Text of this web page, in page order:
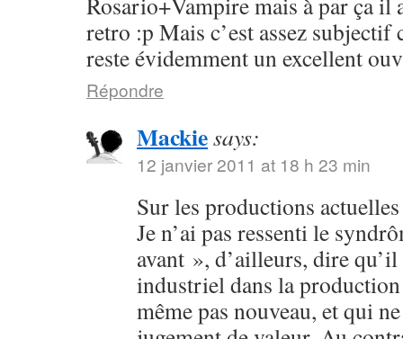
retro :p Mais c’est assez
reste évidemment un excellent
Répondre
Mackiesays:
12 janvier 2011 at 18 h 23 min
Sur les productions
Je n’ai pas ressenti le
avant », d’ailleurs, dire
industriel dans la
même pas nouveau, et qui